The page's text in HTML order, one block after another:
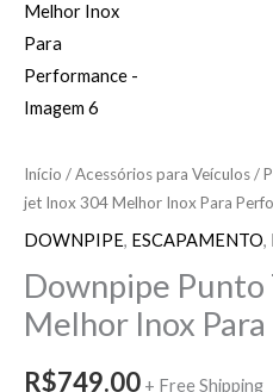
Início /Acessórios para Veículos/
jet Inox 304 Melhor Inox Para
DOWNPIPE, ESCAPAMENTO,
Downpipe
Melhor Inox
R$749.00 + Free Shipping